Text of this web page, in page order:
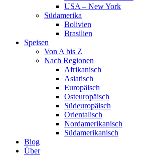
USA – New York
Südamerika
Bolivien
Brasilien
Speisen
Von A bis Z
Nach Regionen
Afrikanisch
Asiatisch
Europäisch
Osteuropäisch
Südeuropäisch
Orientalisch
Nordamerikanisch
Südamerikanisch
Blog
Über